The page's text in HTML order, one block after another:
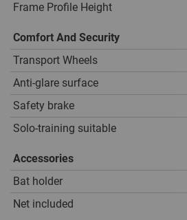
Frame Profile Height
Comfort And Security
Transport Wheels
Anti-glare surface
Safety brake
Solo-training suitable
Accessories
Bat holder
Net included